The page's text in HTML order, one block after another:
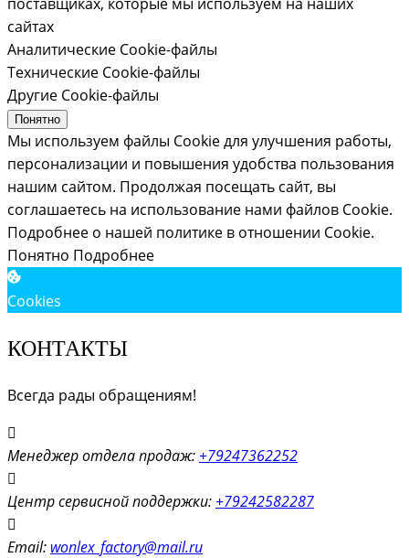
сайтах
Аналитические Cookie-файлы
Технические Cookie-файлы
Другие Cookie-файлы
Понятно
Мы используем файлы Cookie для улучшения работы,
персонализации и повышения удобства пользования
нашим сайтом. Продолжая посещать сайт, вы
соглашаетесь на использование нами файлов Cookie.
Подробнее о нашей политике в отношении Cookie.
Понятно Подробнее
Cookies
КОНТАКТЫ
Всегда рады обращениям!
Менеджер отдела продаж: +79247362252
Центр сервисной поддержки: +79242582287
Email: wonlex_factory@mail.ru